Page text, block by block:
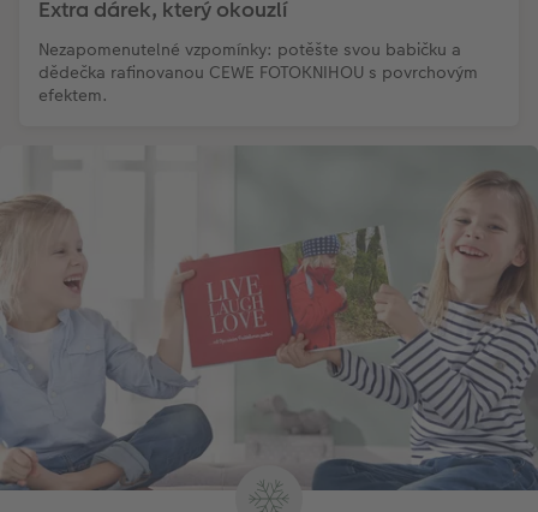
Extra dárek, který okouzlí
Nezapomenutelné vzpomínky: potěšte svou babičku a
dědečka rafinovanou CEWE FOTOKNIHOU s povrchovým
efektem.